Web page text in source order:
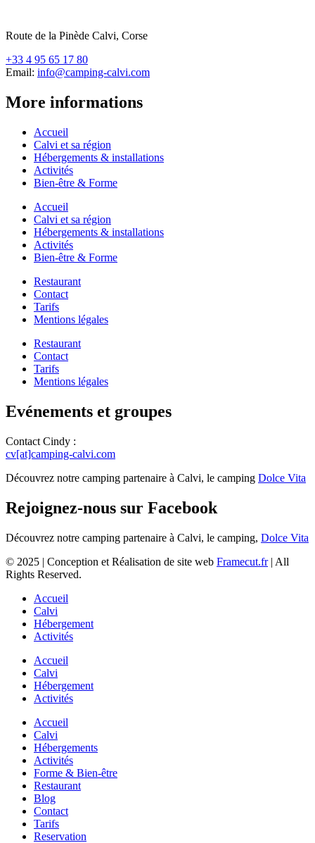
Route de la Pinède Calvi, Corse
+33 4 95 65 17 80
Email: info@camping-calvi.com
More informations
Accueil
Calvi et sa région
Hébergements & installations
Activités
Bien-être & Forme
Accueil
Calvi et sa région
Hébergements & installations
Activités
Bien-être & Forme
Restaurant
Contact
Tarifs
Mentions légales
Restaurant
Contact
Tarifs
Mentions légales
Evénements et groupes
Contact Cindy :
cv[at]camping-calvi.com
Découvrez notre camping partenaire à Calvi, le camping Dolce Vita
Rejoignez-nous sur Facebook
Découvrez notre camping partenaire à Calvi, le camping, Dolce Vita
© 2025 | Conception et Réalisation de site web Framecut.fr| All
Rights Reserved.
Accueil
Calvi
Hébergement
Activités
Accueil
Calvi
Hébergement
Activités
Accueil
Calvi
Hébergements
Activités
Forme & Bien-être
Restaurant
Blog
Contact
Tarifs
Reservation